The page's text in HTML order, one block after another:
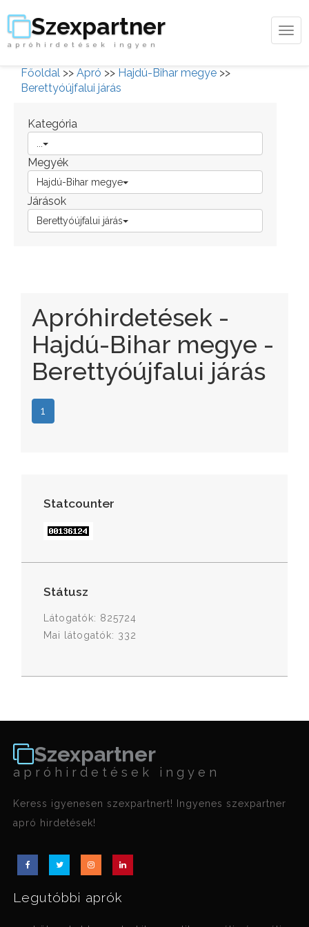
Szexpartner
apróhirdetések ingyen
Főoldal >> Apró >> Hajdú-Bihar megye >>
Berettyóújfalui járás
Kategória
Megyék
Hajdú-Bihar megye
Járások
Berettyóújfalui járás
Apróhirdetések -
Hajdú-Bihar megye -
Berettyóújfalui járás
1
Statcounter
Státusz
Látogatók: 825724
Mai látogatók: 332
Szexpartner
apróhirdetések ingyen
Keress igyenesen szexpartnert! Ingyenes szexpartner
apró hirdetések!
Legutóbbi aprók